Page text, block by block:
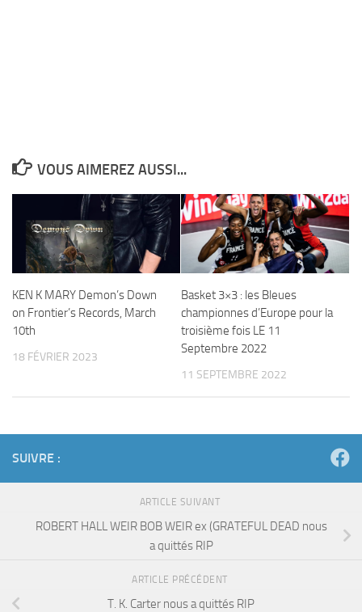
VOUS AIMEREZ AUSSI...
KEN K MARY Demon’s Down
on Frontier’s Records, March
10th
18 FÉVRIER 2023
Basket 3×3 : les Bleues
championnes d’Europe pour la
troisième fois LE 11
Septembre 2022
11 SEPTEMBRE 2022
SUIVRE :
ARTICLE SUIVANT
ROBERT HALL WEIR BOB WEIR ex (GRATEFUL DEAD nous
a quittés RIP
ARTICLE PRÉCÉDENT
T. K. Carter nous a quittés RIP